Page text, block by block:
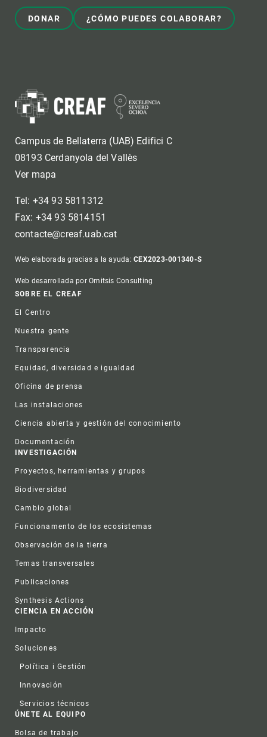
DONAR ¿CÓMO PUEDES COLABORAR?
Campus de Bellaterra (UAB) Edifici C
08193 Cerdanyola del Vallès
Ver mapa
Tel: +34 93 5811312
Fax: +34 93 5814151
contacte@creaf.uab.cat
Web elaborada gracias a la ayuda:CEX2023-001340-S
Web desarrollada por Omitsis Consulting
Footer
SOBRE EL CREAF
El Centro
Nuestra gente
Transparencia
Equidad, diversidad e igualdad
Oficina de prensa
Las instalaciones
Ciencia abierta y gestión del conocimiento
Documentación
INVESTIGACIÓN
Proyectos, herramientas y grupos
Biodiversidad
Cambio global
Funcionamento de los ecosistemas
Observación de la tierra
Temas transversales
Publicaciones
Synthesis Actions
CIENCIA EN ACCIÓN
Impacto
Soluciones
Política i Gestión
Innovación
Servicios técnicos
ÚNETE AL EQUIPO
Bolsa de trabajo